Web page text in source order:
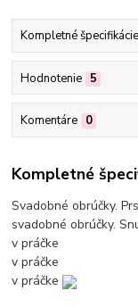
Kompletné špecifikácie
Hodnotenie 5
Komentáre 0
Kompletné
Svadobné obrúčky.
svadobné obrúčky.
v práčke
v práčke
v práčke